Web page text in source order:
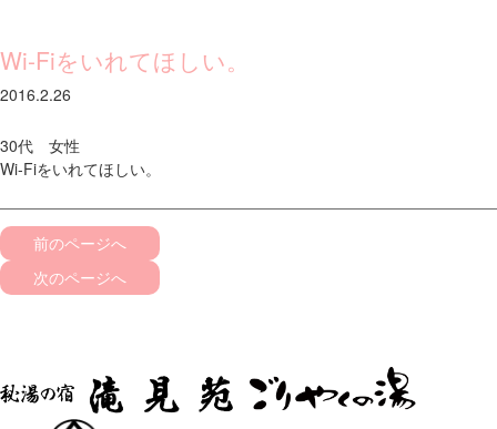
Wi-Fiをいれてほしい。
2016.2.26
30代 女性
Wi-Fiをいれてほしい。
前のページへ
次のページへ